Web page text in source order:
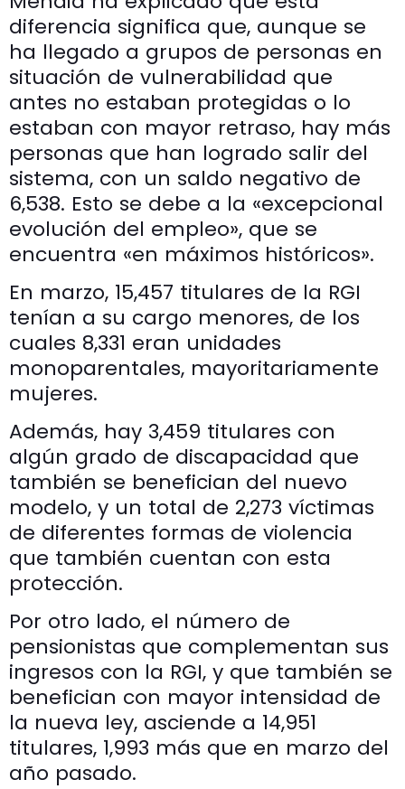
diferencia significa que, aunque se
ha llegado a grupos de personas en
situación de vulnerabilidad que
antes no estaban protegidas o lo
estaban con mayor retraso, hay más
personas que han logrado salir del
sistema, con un saldo negativo de
6,538. Esto se debe a la «excepcional
evolución del empleo», que se
encuentra «en máximos históricos».
En marzo, 15,457 titulares de la RGI
tenían a su cargo menores, de los
cuales 8,331 eran unidades
monoparentales, mayoritariamente
mujeres.
Además, hay 3,459 titulares con
algún grado de discapacidad que
también se benefician del nuevo
modelo, y un total de 2,273 víctimas
de diferentes formas de violencia
que también cuentan con esta
protección.
Por otro lado, el número de
pensionistas que complementan sus
ingresos con la RGI, y que también se
benefician con mayor intensidad de
la nueva ley, asciende a 14,951
titulares, 1,993 más que en marzo del
año pasado.